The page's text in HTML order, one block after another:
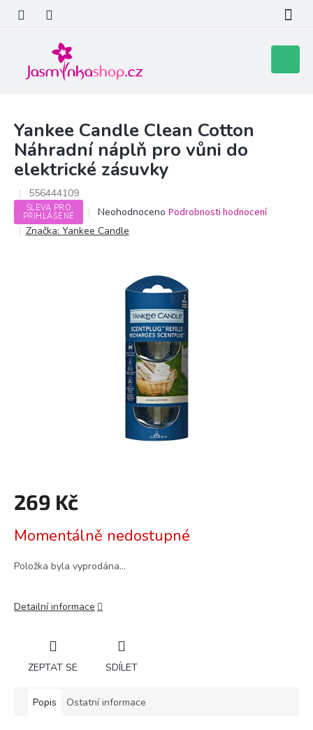
obsah
košík
Yankee Candle Clean Cotton
Náhradní náplň pro vůni do
elektrické zásuvky
556444109
SLEVA PRO
PŘIHLÁŠENÉ
Průměrné
hodnocení
produktu
Neohodnoceno Podrobnosti hodnocení
Značka: Yankee Candle
269 Kč
cena:
Momentálně nedostupné
Položka byla vyprodána…
Detailní informace
ZEPTAT SE SDÍLET
Popis Ostatní informace